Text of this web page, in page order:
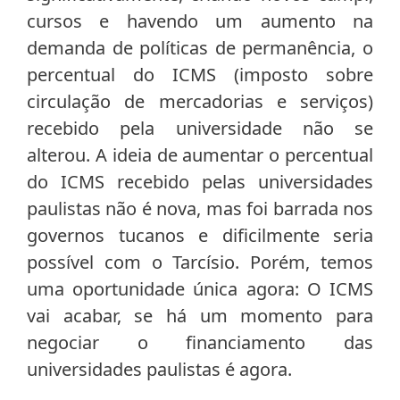
cursos e havendo um aumento na
demanda de políticas de permanência, o
percentual do ICMS (imposto sobre
circulação de mercadorias e serviços)
recebido pela universidade não se
alterou. A ideia de aumentar o percentual
do ICMS recebido pelas universidades
paulistas não é nova, mas foi barrada nos
governos tucanos e dificilmente seria
possível com o Tarcísio. Porém, temos
uma oportunidade única agora: O ICMS
vai acabar, se há um momento para
negociar o financiamento das
universidades paulistas é agora.